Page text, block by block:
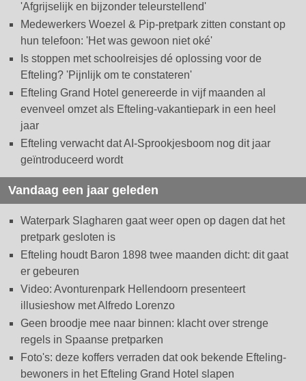
'Afgrijselijk en bijzonder teleurstellend'
Medewerkers Woezel & Pip-pretpark zitten constant op
hun telefoon: 'Het was gewoon niet oké'
Is stoppen met schoolreisjes dé oplossing voor de
Efteling? 'Pijnlijk om te constateren'
Efteling Grand Hotel genereerde in vijf maanden al
evenveel omzet als Efteling-vakantiepark in een heel
jaar
Efteling verwacht dat AI-Sprookjesboom nog dit jaar
geïntroduceerd wordt
Vandaag een jaar geleden
Waterpark Slagharen gaat weer open op dagen dat het
pretpark gesloten is
Efteling houdt Baron 1898 twee maanden dicht: dit gaat
er gebeuren
Video: Avonturenpark Hellendoorn presenteert
illusieshow met Alfredo Lorenzo
Geen broodje mee naar binnen: klacht over strenge
regels in Spaanse pretparken
Foto's: deze koffers verraden dat ook bekende Efteling-
bewoners in het Efteling Grand Hotel slapen